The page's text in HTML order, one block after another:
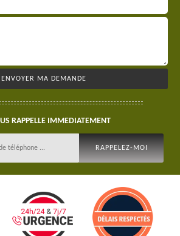
RAPPELLE IMMEDIATEMENT